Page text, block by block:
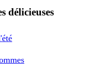
délicieuses